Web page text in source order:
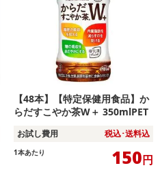
【48本】【特定保健用食品】か
らだすこやか茶W＋ 350mlPET
お試し費用 税込･送料込
1本あたり 150円